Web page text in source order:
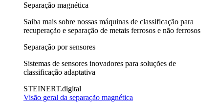
Separação magnética
Saiba mais sobre nossas máquinas de classificação para
recuperação e separação de metais ferrosos e não ferrosos
Separação por sensores
Sistemas de sensores inovadores para soluções de
classificação adaptativa
STEINERT.digital
Visão geral da separação magnética